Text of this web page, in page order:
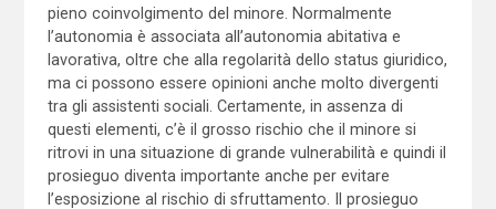
pieno coinvolgimento del minore. Normalmente
l’autonomia è associata all’autonomia abitativa e
lavorativa, oltre che alla regolarità dello status giuridico,
ma ci possono essere opinioni anche molto divergenti
tra gli assistenti sociali. Certamente, in assenza di
questi elementi, c’è il grosso rischio che il minore si
ritrovi in una situazione di grande vulnerabilità e quindi il
prosieguo diventa importante anche per evitare
l’esposizione al rischio di sfruttamento. Il prosieguo